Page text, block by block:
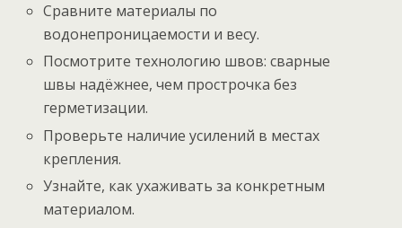
Сравните материалы по
водонепроницаемости и весу.
Посмотрите технологию швов: сварные
швы надёжнее, чем прострочка без
герметизации.
Проверьте наличие усилений в местах
крепления.
Узнайте, как ухаживать за конкретным
материалом.